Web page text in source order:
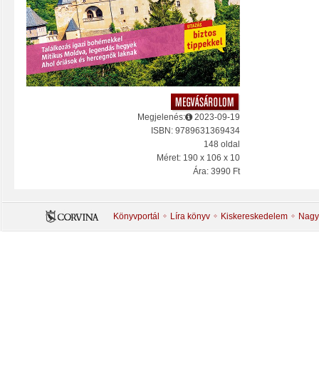
Megjelenés:
2023-09-19
ISBN: 9789631369434
148 oldal
Méret: 190 x 106 x 10
Ára: 3990 Ft
Könyvportál Líra könyv Kiskereskedelem